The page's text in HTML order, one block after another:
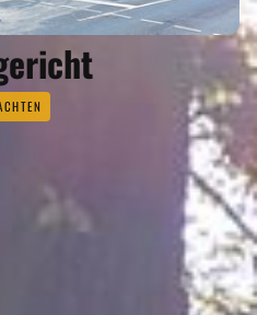
SIE ASCHAFFENBURG UND DEN